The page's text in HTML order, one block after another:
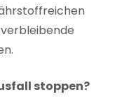
stoppen?